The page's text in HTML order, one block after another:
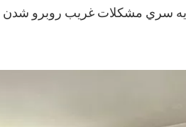
سري مشکلات غريب روبرو شدن از